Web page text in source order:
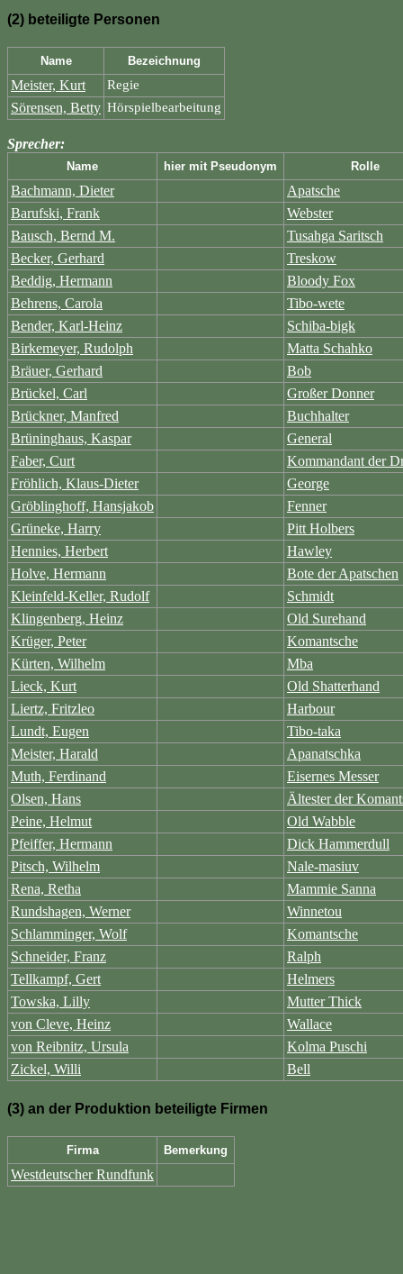
(2) beteiligte Personen
Name Bezeichnung
Meister, Kurt Regie
Sörensen, Betty Hörspielbearbeitung
Sprecher:
Name hier mit Pseudonym Rolle
Bachmann, Dieter
Apatsche
Barufski, Frank
Webster
Bausch, Bernd M.
Tusahga Saritsch
Becker, Gerhard
Treskow
Beddig, Hermann
Bloody Fox
Behrens, Carola
Tibo-wete
Bender, Karl-Heinz
Schiba-bigk
Birkemeyer, Rudolph
Matta Schahko
Bräuer, Gerhard
Bob
Brückel, Carl
Großer Donner
Brückner, Manfred
Buchhalter
Brüninghaus, Kaspar
General
Faber, Curt
Kommandant der
Fröhlich, Klaus-Dieter
George
Gröblinghoff, Hansjakob
Fenner
Grüneke, Harry
Pitt Holbers
Hennies, Herbert
Hawley
Holve, Hermann
Bote der Apatschen
Kleinfeld-Keller, Rudolf
Schmidt
Klingenberg, Heinz
Old Surehand
Krüger, Peter
Komantsche
Kürten, Wilhelm
Mba
Lieck, Kurt
Old Shatterhand
Liertz, Fritzleo
Harbour
Lundt, Eugen
Tibo-taka
Meister, Harald
Apanatschka
Muth, Ferdinand
Eisernes Messer
Olsen, Hans
Ältester der
Peine, Helmut
Old Wabble
Pfeiffer, Hermann
Dick Hammerdull
Pitsch, Wilhelm
Nale-masiuv
Rena, Retha
Mammie Sanna
Rundshagen, Werner
Winnetou
Schlamminger, Wolf
Komantsche
Schneider, Franz
Ralph
Tellkampf, Gert
Helmers
Towska, Lilly
Mutter Thick
von Cleve, Heinz
Wallace
von Reibnitz, Ursula
Kolma Puschi
Zickel, Willi
Bell
(3) an der Produktion beteiligte Firmen
Firma Bemerkung
Westdeutscher Rundfunk